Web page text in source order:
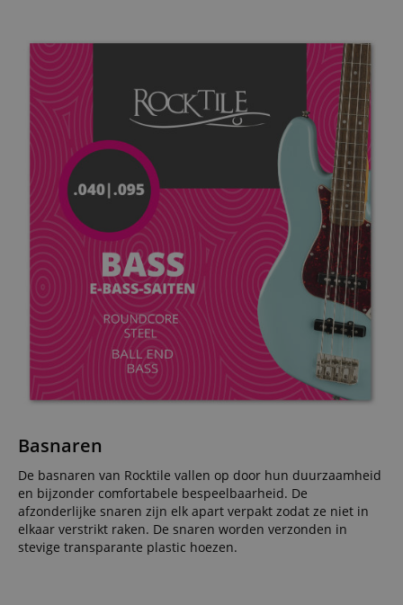
Basnaren
De basnaren van Rocktile vallen op door hun duurzaamheid
en bijzonder comfortabele bespeelbaarheid. De
afzonderlijke snaren zijn elk apart verpakt zodat ze niet in
elkaar verstrikt raken. De snaren worden verzonden in
stevige transparante plastic hoezen.